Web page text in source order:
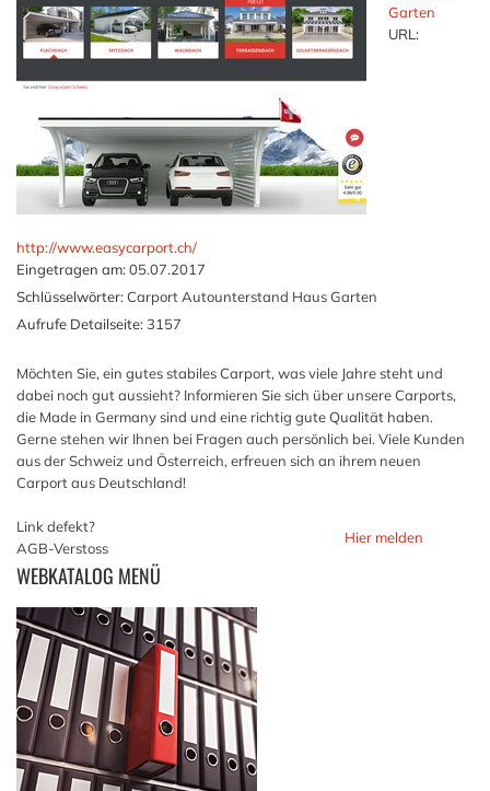
Garten
URL:
http://www.easycarport.ch/
Eingetragen am: 05.07.2017
Schlüsselwörter: Carport Autounterstand Haus Garten
Aufrufe Detailseite: 3157
Möchten Sie, ein gutes stabiles Carport, was viele Jahre steht und
dabei noch gut aussieht? Informieren Sie sich über unsere Carports,
die Made in Germany sind und eine richtig gute Qualität haben.
Gerne stehen wir Ihnen bei Fragen auch persönlich bei. Viele Kunden
aus der Schweiz und Österreich, erfreuen sich an ihrem neuen
Carport aus Deutschland!
Link defekt?
AGB-Verstoss
Hier melden
WEBKATALOG MENÜ